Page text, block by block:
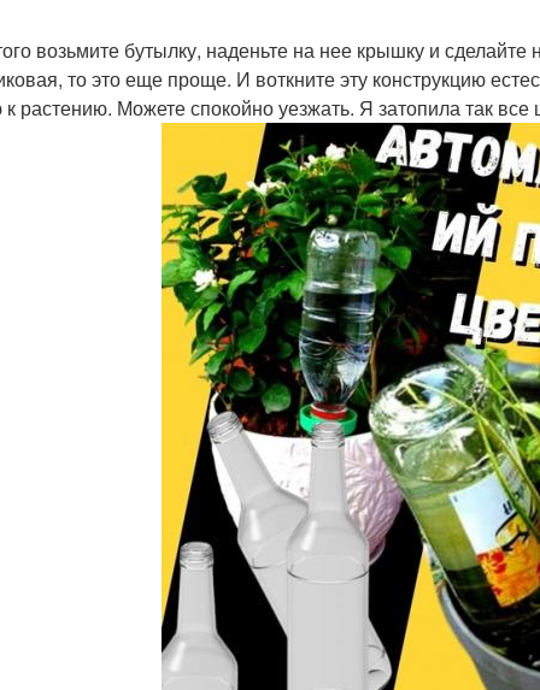
возьмите бутылку, наденьте на нее крышку и
то это еще проще. И воткните эту конструкцию
растению. Можете спокойно уезжать. Я затопила так все